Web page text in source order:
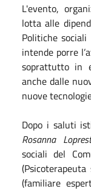
L'evento,
lotta alle
Politiche
intende porre
soprattutto in
anche dalle
nuove
Dopo i saluti
Rosanna
sociali del
(familiare